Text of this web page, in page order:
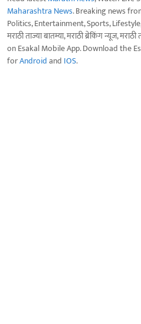
Maharashtra News. Breaking news
Politics, Entertainment, Sports,
मराठी ताज्या बातम्या, मराठी ब्रेकिंग न्यूज,
on Esakal Mobile App. Download the
forAndroidand IOS.